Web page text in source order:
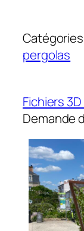
pergolas
Fichiers 3D
Demande